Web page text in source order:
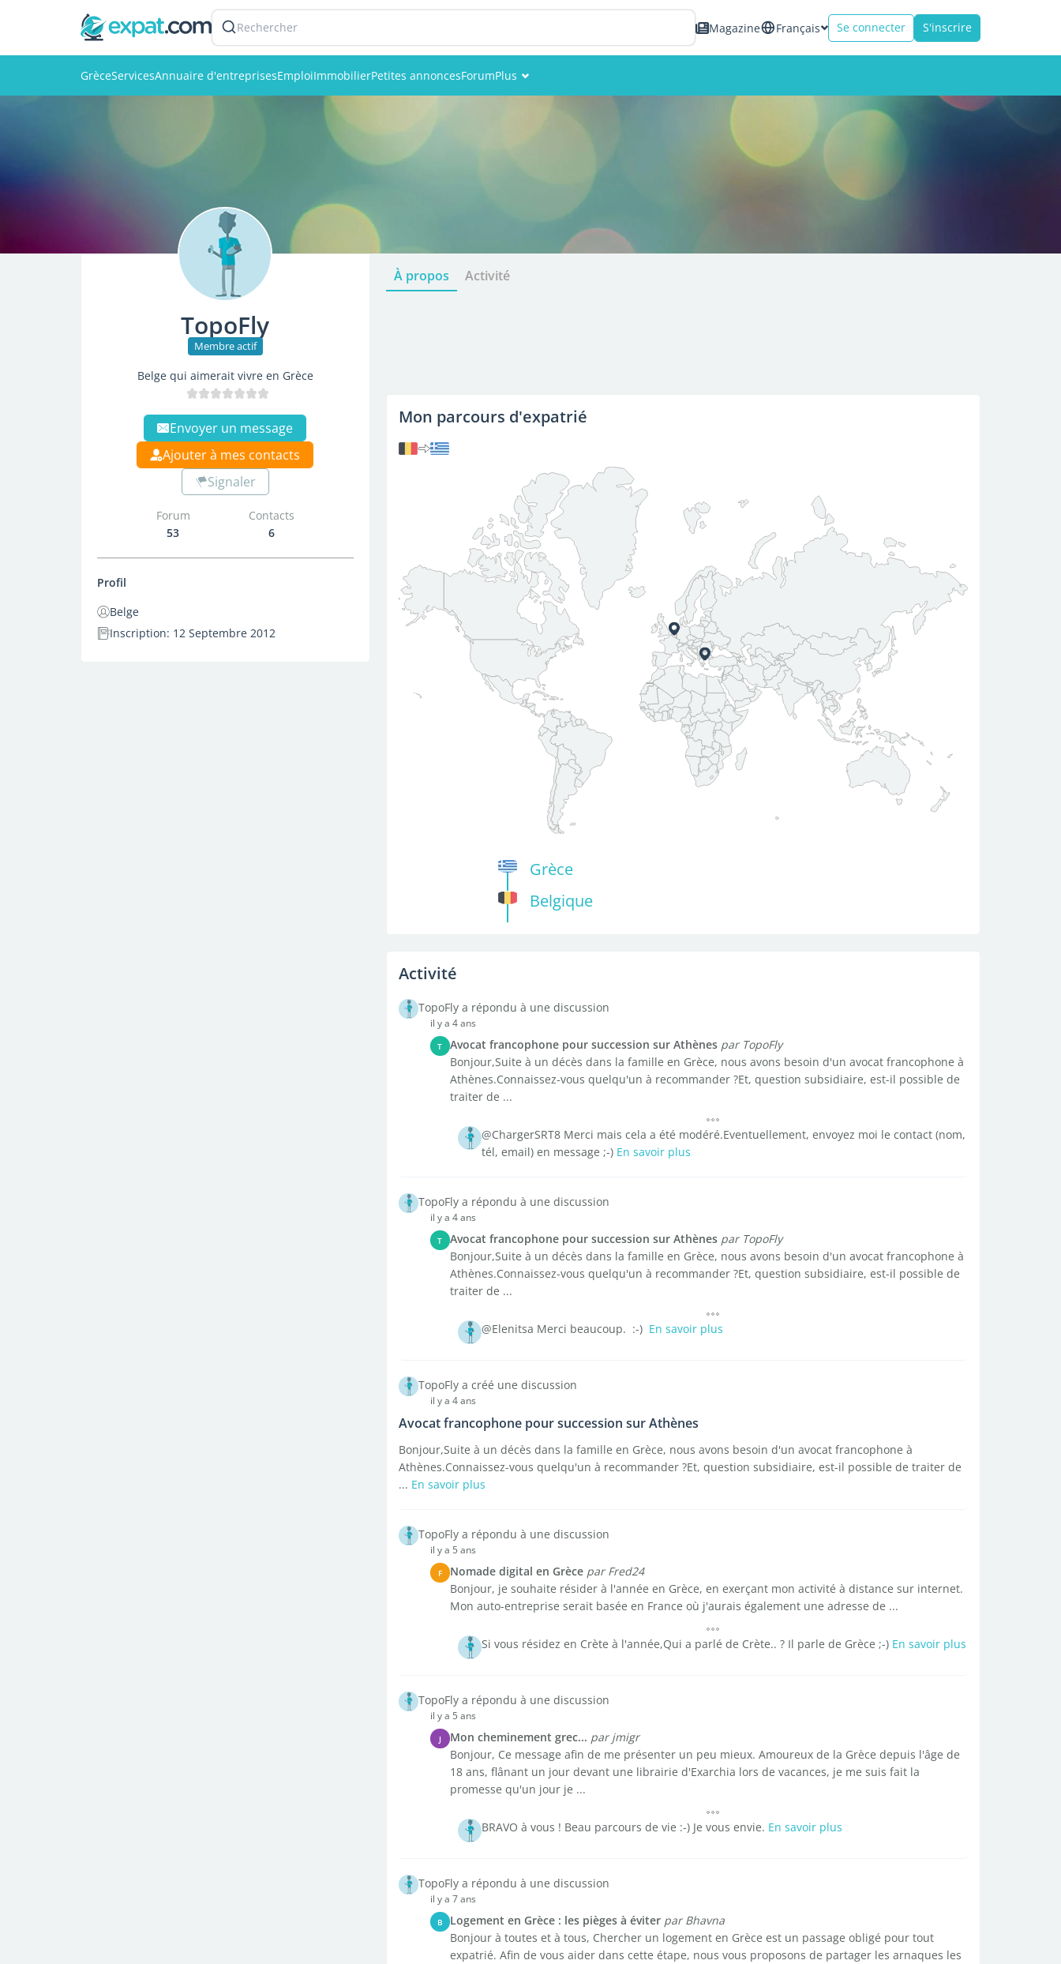
Rechercher Magazine Français Se connecter S'inscrire
GrèceServicesAnnuaire d'entreprisesEmploiImmobilierPetites annoncesForumPlus
TopoFly
Membre actif
Belge qui aimerait vivre en Grèce
Envoyer un message
Ajouter à mes contacts
Signaler
Forum
53
Contacts
6
Profil
Belge
Inscription: 12 Septembre 2012
À propos Activité
Mon parcours d'expatrié
Grèce
Belgique
Activité
TopoFly a répondu à une discussion
il y a 4 ans
T Avocat francophone pour succession sur Athènes par TopoFly
Bonjour,Suite à un décès dans la famille en Grèce, nous avons besoin d'un avocat francophone à
Athènes.Connaissez-vous quelqu'un à recommander ?Et, question subsidiaire, est-il possible de
traiter de ...
@ChargerSRT8 Merci mais cela a été modéré.Eventuellement, envoyez moi le contact (nom,
tél, email) en message ;-) En savoir plus
TopoFly a répondu à une discussion
il y a 4 ans
T Avocat francophone pour succession sur Athènes par TopoFly
Bonjour,Suite à un décès dans la famille en Grèce, nous avons besoin d'un avocat francophone à
Athènes.Connaissez-vous quelqu'un à recommander ?Et, question subsidiaire, est-il possible de
traiter de ...
@Elenitsa Merci beaucoup. :-) En savoir plus
TopoFly a créé une discussion
il y a 4 ans
Avocat francophone pour succession sur Athènes
Bonjour,Suite à un décès dans la famille en Grèce, nous avons besoin d'un avocat francophone à
Athènes.Connaissez-vous quelqu'un à recommander ?Et, question subsidiaire, est-il possible de traiter de
... En savoir plus
TopoFly a répondu à une discussion
il y a 5 ans
F Nomade digital en Grèce par Fred24
Bonjour, je souhaite résider à l'année en Grèce, en exerçant mon activité à distance sur internet.
Mon auto-entreprise serait basée en France où j'aurais également une adresse de ...
Si vous résidez en Crète à l'année,Qui a parlé de Crète.. ? Il parle de Grèce ;-) En savoir plus
TopoFly a répondu à une discussion
il y a 5 ans
J Mon cheminement grec... par jmigr
Bonjour, Ce message afin de me présenter un peu mieux. Amoureux de la Grèce depuis l'âge de
18 ans, flânant un jour devant une librairie d'Exarchia lors de vacances, je me suis fait la
promesse qu'un jour je ...
BRAVO à vous ! Beau parcours de vie :-) Je vous envie. En savoir plus
TopoFly a répondu à une discussion
il y a 7 ans
B Logement en Grèce : les pièges à éviter par Bhavna
Bonjour à toutes et à tous, Chercher un logement en Grèce est un passage obligé pour tout
expatrié. Afin de vous aider dans cette étape, nous vous proposons de partager les arnaques les